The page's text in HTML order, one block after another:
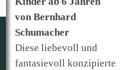
von Bernhard
Schumacher
Diese liebevoll und
fantasievoll konzipierte